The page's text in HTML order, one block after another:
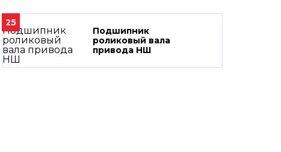
25
Подшипник
роликовый вала
привода НШ